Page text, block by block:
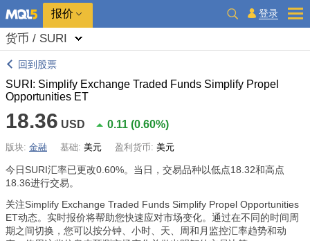
报价 登录
货币 / SURI
回到股票
SURI: Simplify Exchange Traded Funds Simplify Propel
Opportunities ET
18.36 USD 0.11 (0.60%)
版块: 金融 基础: 美元 盈利货币: 美元
今日SURI汇率已更改0.60%。当日，交易品种以低点18.32和高点
18.36进行交易。
关注Simplify Exchange Traded Funds Simplify Propel Opportunities
ET动态。实时报价将帮助您快速应对市场变化。通过在不同的时间周
期之间切换，您可以按分钟、小时、天、周和月监控汇率趋势和动